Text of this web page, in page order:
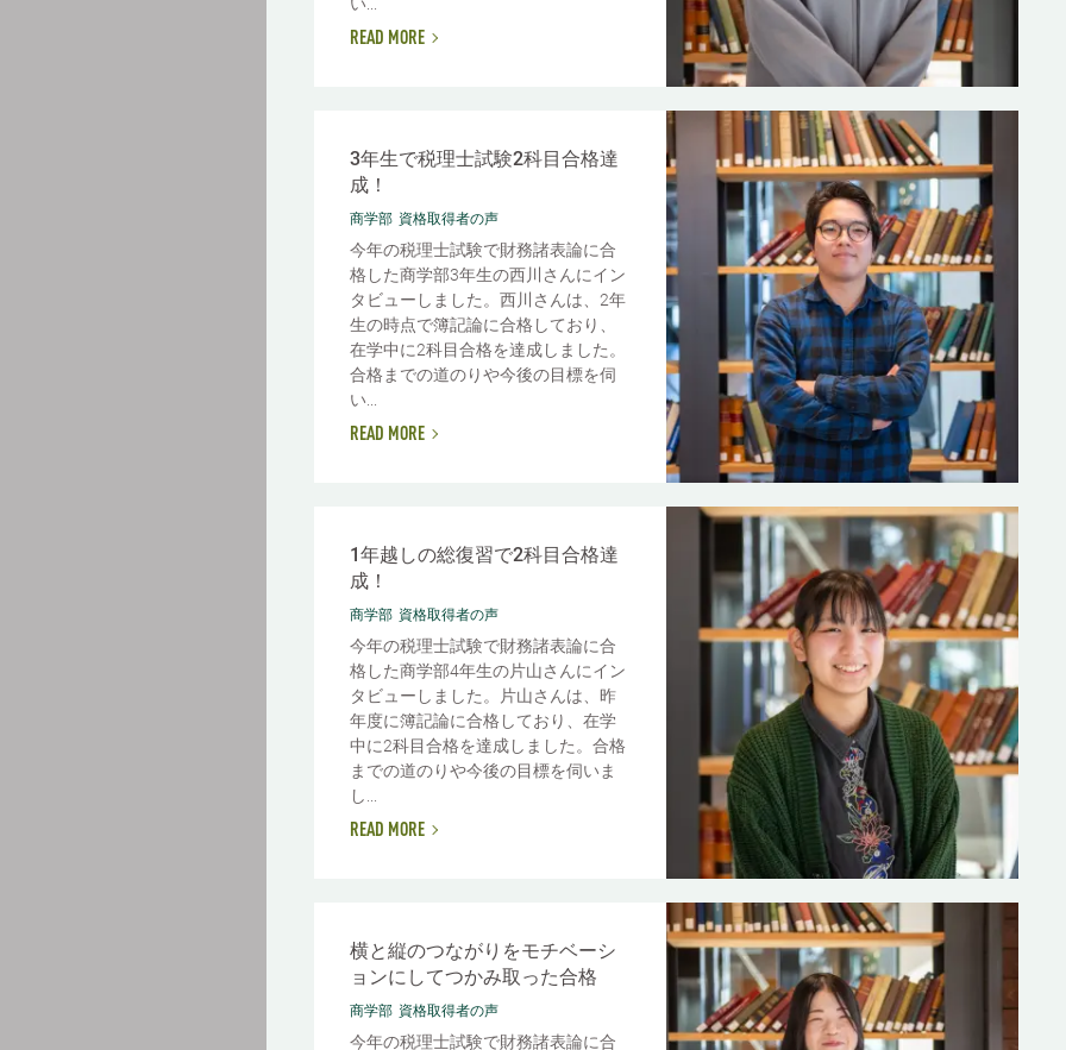
READ MORE
3年生で税理士試験2科目合格達
成！
商学部 資格取得者の声
今年の税理士試験で財務諸表論に合
格した商学部3年生の西川さんにイン
タビューしました。西川さんは、2年
生の時点で簿記論に合格しており、
在学中に2科目合格を達成しました。
合格までの道のりや今後の目標を伺
い...
READ MORE
1年越しの総復習で2科目合格達
成！
商学部 資格取得者の声
今年の税理士試験で財務諸表論に合
格した商学部4年生の片山さんにイン
タビューしました。片山さんは、昨
年度に簿記論に合格しており、在学
中に2科目合格を達成しました。合格
までの道のりや今後の目標を伺いま
し...
READ MORE
横と縦のつながりをモチベーシ
ョンにしてつかみ取った合格
商学部 資格取得者の声
今年の税理士試験で財務諸表論に合